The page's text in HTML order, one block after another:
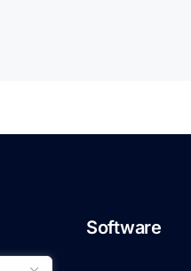
Software